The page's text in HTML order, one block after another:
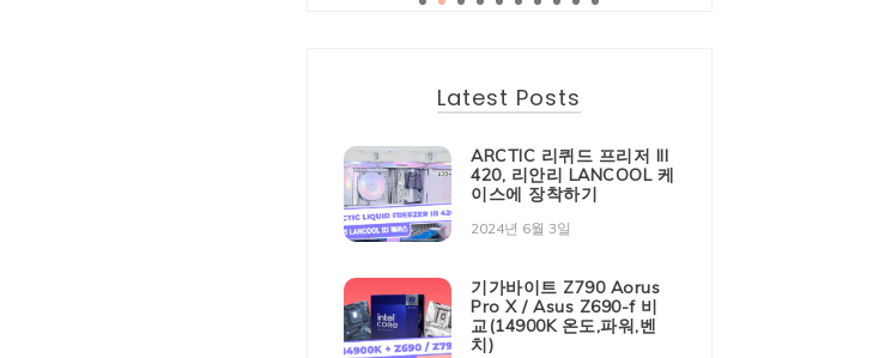
Latest Posts
ARCTIC 리퀴드 프리저 III
420, 리안리 LANCOOL 케
이스에 장착하기
2024년 6월 3일
기가바이트 Z790 Aorus
Pro X / Asus Z690-f 비
교(14900K 온도,파워,벤
치)